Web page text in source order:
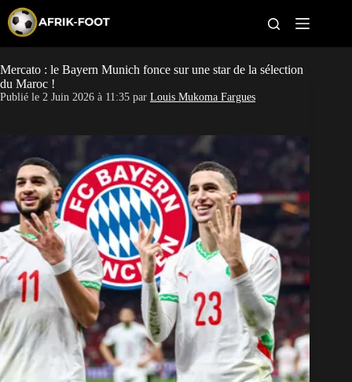
p
t
o
c
o
CAN féminine
Clubs
Classement
Paris sportifs
Mercato : le Bayern Munich fonce sur une star de la sélection
du Maroc !
Publié le 2 Juin 2026 à 11:35 par Louis Mukoma Fargues